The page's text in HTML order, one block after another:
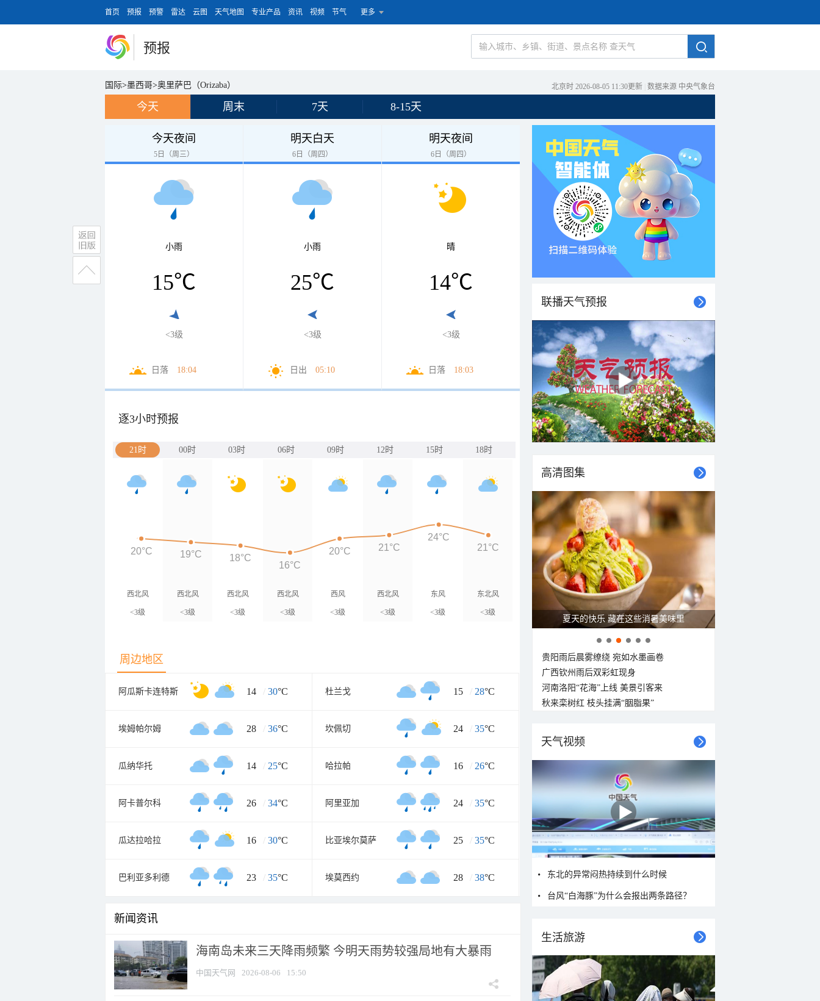
首页 预报 预警 雷达 云图 天气地图 专业产品 资讯 视频 节气 更多
预报
国际>墨西哥>奥里萨巴（Orizaba） 北京时 2026-08-05 11:30更新 数据来源 中央气象台
今天 周末 7天 8-15天
今天夜间
5日（周三）
小雨
15℃
<3级
日落 18:04
明天白天
6日（周四）
小雨
25℃
<3级
日出 05:10
明天夜间
6日（周四）
晴
14℃
<3级
日落 18:03
逐3小时预报
21时 00时 03时 06时 09时 12时 15时 18时
西北风
<3级
西北风
<3级
西北风
<3级
西北风
<3级
西风
<3级
西北风
<3级
东风
<3级
东北风
<3级
20°C 19°C 18°C
16°C
20°C 21°C
24°C
21°C
周边地区
阿瓜斯卡连特斯 14 / 30°C 杜兰戈 15 / 28°C
埃姆帕尔姆 28 / 36°C 坎佩切 24 / 35°C
瓜纳华托 14 / 25°C 哈拉帕 16 / 26°C
阿卡普尔科 26 / 34°C 阿里亚加 24 / 35°C
瓜达拉哈拉 16 / 30°C 比亚埃尔莫萨 25 / 35°C
巴利亚多利德 23 / 35°C 埃莫西约 28 / 38°C
新闻资讯
海南岛未来三天降雨频繁 今明天雨势较强局地有大暴雨
中国天气网 2026-08-06 15:50
联播天气预报
高清图集
广西南宁：盛夏里的“绿野仙踪”
贵阳雨后晨雾缭绕 宛如水墨画卷
广西钦州雨后双彩虹现身
河南洛阳“花海”上线 美景引客来
秋来栾树红 枝头挂满“胭脂果”
天气视频
东北的异常闷热持续到什么时候
台风“白海豚”为什么会报出两条路径？
生活旅游